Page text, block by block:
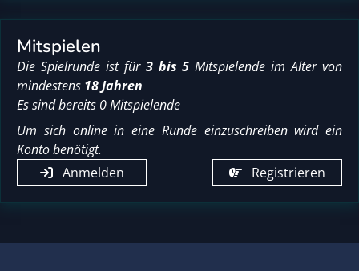
Mitspielen
Die Spielrunde ist für 3 bis 5 Mitspielende im Alter von
mindestens 18 Jahren
Es sind bereits 0 Mitspielende
Um sich online in eine Runde einzuschreiben wird ein
Konto benötigt.
Anmelden
Registrieren